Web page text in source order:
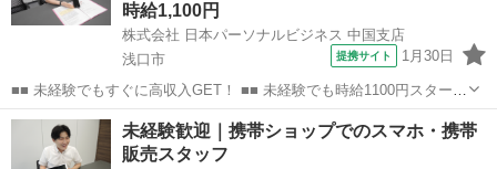
時給1,100円
株式会社 日本パーソナルビジネス 中国支店
浅口市
提携サイト 1月30日
■■ 未経験でもすぐに高収入GET！ ■■ 未経験でも時給1100円スタート
なので、すぐに高収入!! 社員登用制度もあるので、ゆくゆくは社員に
なんてキャリアアップも目指せます!! ■■ 来社不要！カンタン電話登
録!! ■■...
岡山 浅口市 店長
未経験歓迎｜携帯ショップでのスマホ・携帯
販売スタッフ